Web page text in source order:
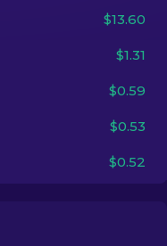
$13.60
$1.31
$0.59
$0.53
$0.52